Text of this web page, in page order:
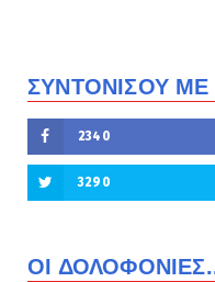
ΣΥΝΤΟΝΙΣΟΥ
2340
3290
ΟΙ